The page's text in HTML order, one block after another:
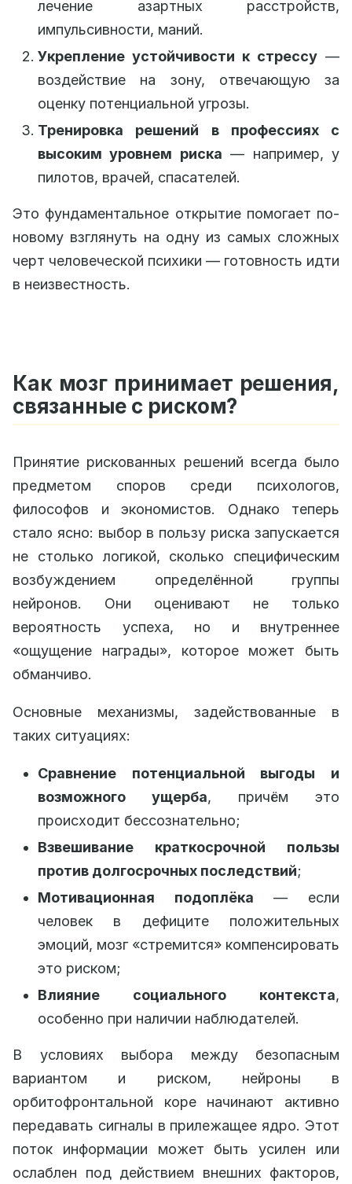
лечение азартных расстройств,
импульсивности, маний.
Укрепление устойчивости к стрессу —
воздействие на зону, отвечающую за
оценку потенциальной угрозы.
Тренировка решений в профессиях с
высоким уровнем риска — например, у
пилотов, врачей, спасателей.
Это фундаментальное открытие помогает по-
новому взглянуть на одну из самых сложных
черт человеческой психики — готовность идти
в неизвестность.
Как мозг принимает решения,
связанные с риском?
Принятие рискованных решений всегда было
предметом споров среди психологов,
философов и экономистов. Однако теперь
стало ясно: выбор в пользу риска запускается
не столько логикой, сколько специфическим
возбуждением определённой группы
нейронов. Они оценивают не только
вероятность успеха, но и внутреннее
«ощущение награды», которое может быть
обманчиво.
Основные механизмы, задействованные в
таких ситуациях:
Сравнение потенциальной выгоды и
возможного ущерба, причём это
происходит бессознательно;
Взвешивание краткосрочной пользы
против долгосрочных последствий;
Мотивационная подоплёка — если
человек в дефиците положительных
эмоций, мозг «стремится» компенсировать
это риском;
Влияние социального контекста,
особенно при наличии наблюдателей.
В условиях выбора между безопасным
вариантом и риском, нейроны в
орбитофронтальной коре начинают активно
передавать сигналы в прилежащее ядро. Этот
поток информации может быть усилен или
ослаблен под действием внешних факторов,